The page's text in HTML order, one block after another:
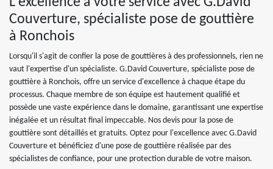
Couverture, spécialiste pose de gouttière
à Ronchois
Lorsqu'il s'agit de confier la pose de gouttières à des professionnels, rien ne
vaut l'expertise d'un spécialiste. G.David Couverture, spécialiste pose de
gouttière à Ronchois, offre un service d'excellence à chaque étape du
processus. Chaque membre de son équipe est hautement qualifié et
possède une vaste expérience dans le domaine, garantissant une expertise
inégalée et un résultat final impeccable. Nos devis pour la pose de
gouttière sont détaillés et gratuits. Optez pour l'excellence avec G.David
Couverture et bénéficiez d'une pose de gouttière réalisée par des
spécialistes de confiance, pour une protection durable de votre maison.